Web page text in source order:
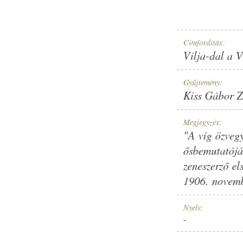
G.
Címfordítás:
Vilja-dal a
Gyűjtemény:
Kiss Gábor
Megjegyzés:
"A víg
zeneszerző
1906.
Nyelv:
-